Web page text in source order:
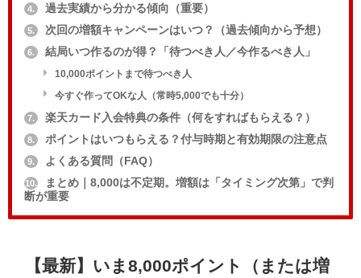
4. 過去実績から分かる傾向（重要）
5. 次回の増額キャンペーンはいつ？（過去傾向から予想）
6. 結局いつ作るのが得？「待つべき人／今作るべき人」
10,000ポイントまで待つべき人
今すぐ作ってOKな人（常時5,000でも十分）
7. 楽天カード入会特典の条件（何をすればもらえる？）
8. ポイントはいつもらえる？付与時期と有効期限の注意点
9. よくある質問（FAQ）
10.
まとめ｜8,000は不定期。増額は「タイミング次第」で判
断が重要
【最新】いま8,000ポイント（または増